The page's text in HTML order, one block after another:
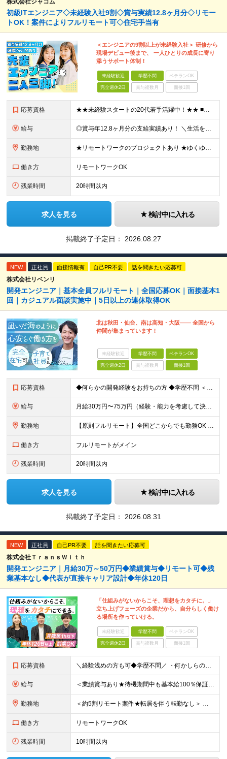
株式会社ジャコム
初級ITエンジニア◇未経験入社9割◇賞与実績12.8ヶ月分◇リモー
トOK！案件によりフルリモート可◇住宅手当有
＜エンジニアの9割以上が未経験入社＞ 研修から
現場デビュー後まで、 一人ひとりの成長に寄り
添うサポート体制！
未経験歓迎 学歴不問 ベテランOK
完全週休2日 賞与複数月 面接1回
応募資格 ★★未経験スタートの20代若手活躍中！★★ ■学歴不問 ■35歳未満の方※若年層の長期キャリア形成のため ★これまでの経験は一切不問！9割以上が未経験スタート！ 人柄重視の採用を行っています。IT知
給与 ◎賞与年12.8ヶ月分の支給実績あり！ ＼生活を助ける手当が充実！／ □住宅手当（5,000円～2万円／月） □家族手当（扶養配偶者：2万5,000円／月、子ども1人あたり：1万5,000円／月）
勤務地 ★リモートワークのプロジェクトあり ★ゆくゆくはフルリモートも可 ★転居を伴う転勤なし 【東京都】【千葉県】【埼玉県】【神奈川県】【愛知県】にあるプロジェクト先での勤務となります。 ◆本社／東京都
働き方 リモートワークOK
残業時間 20時間以内
求人を見る 検討中に入れる
掲載終了予定日： 2026.08.27
NEW 正社員 面接情報有 自己PR不要 話を聞きたい応募可
株式会社リベンリ
開発エンジニア｜基本全員フルリモート｜全国応募OK｜面接基本1
回｜カジュアル面談実施中｜5日以上の連休取得OK
北は秋田・仙台、南は高知・大阪—— 全国から
仲間が集まっています！
未経験歓迎 学歴不問 ベテランOK
完全週休2日 賞与複数月 面接1回
応募資格 ◆何らかの開発経験をお持ちの方 ◆学歴不問 ＜特に歓迎する方＞ ◎リーダー経験・PM経験のある方（優遇します） ◎フルリモートでも自律的に動ける方 ◎自社サービスや受託開発にゆくゆく携わりたい方 ◎
給与 月給30万円〜75万円（経験・能力を考慮して決定） ※固定残業代20時間分（4.0〜10.2万円）含む／超過分は全額支給 ※経験・スキルを考慮のうえ決定いたします ※6ヶ月の試用期間あり。期間中の待遇
勤務地 【原則フルリモート】全国どこからでも勤務OK ※希望に応じてオフィス勤務も可能 ■本社（湘南本社） 神奈川県藤沢市辻堂神台2-2-1 アイクロス湘南8階 └JR東海道線「辻堂駅」徒歩3分 ■東北支
働き方 フルリモートがメイン
残業時間 20時間以内
求人を見る 検討中に入れる
掲載終了予定日： 2026.08.31
NEW 正社員 自己PR不要 話を聞きたい応募可
株式会社ＴｒａｎｓＷｉｔｈ
開発エンジニア｜月給30万～50万円◆業績賞与◆リモート可◆残
業基本なし◆代表が直接キャリア設計◆年休120日
「仕組みがないからこそ、理想をカタチに。」
立ち上げフェーズの企業だから、自分らしく働け
る場所を作っていける。
未経験歓迎 学歴不問 ベテランOK
完全週休2日 賞与複数月 面接1回
応募資格 ＼経験浅めの方も可◆学歴不問／ ・何かしらの開発実務経験をお持ちの方（言語・開発環境不問） ～このような方にオススメです～ ・「自分一人でも稼げるような市場価値を身に付けたい方」 ・「組織の立ち上げ
給与 ＜業績賞与あり★待機期間中も基本給100％保証＞ 月給30万円～50万円＋賞与（業績による） ※固定残業代（月20時間・37800円～）を含みます。超過分は別途支給します ※試用期間6ヵ月あり。期間
勤務地 ＜約5割リモート案件★転居を伴う転勤なし＞ 東京・埼玉・千葉・神奈川のプロジェクト先での勤務となります。 ■本社 東京都港区赤坂2-13-5赤坂會舘ビルB1 (変更の範囲)上記を除く当社関連勤務地
働き方 リモートワークOK
残業時間 10時間以内